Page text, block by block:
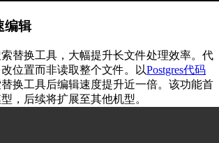
编辑
替换工具，大幅提升长文件处理效率。代
位置而非读取整个文件。以Postgres代码
换工具后编辑速度提升近一倍。该功能首
，后续将扩展至其他机型。